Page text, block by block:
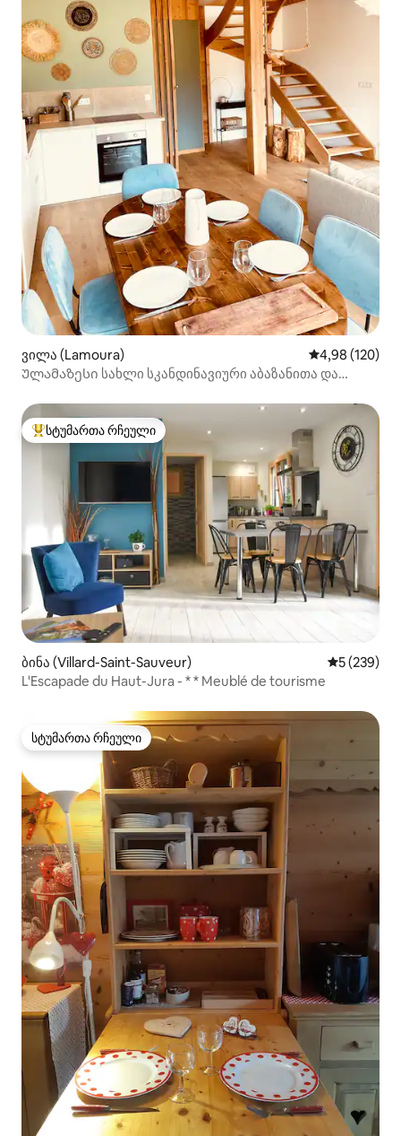
ვილა (Lamoura) საშუალო
4,98 (120)
Ულამაზესი სახლი სკანდინავიური აბაზანითა და
სტუმართა რჩეული მოწინავე ვარიანტი
სტუმართა რჩეული
ბინა (Villard-Saint-Sauveur) საშუალო
5 (239)
L'Escapade du Haut-Jura - * * Meublé de tourisme
სტუმართა რჩეული
სტუმართა რჩეული